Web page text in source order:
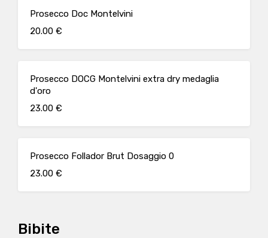
Prosecco Doc Montelvini
20.00 €
Prosecco DOCG Montelvini extra dry medaglia
d'oro
23.00 €
Prosecco Follador Brut Dosaggio 0
23.00 €
Bibite